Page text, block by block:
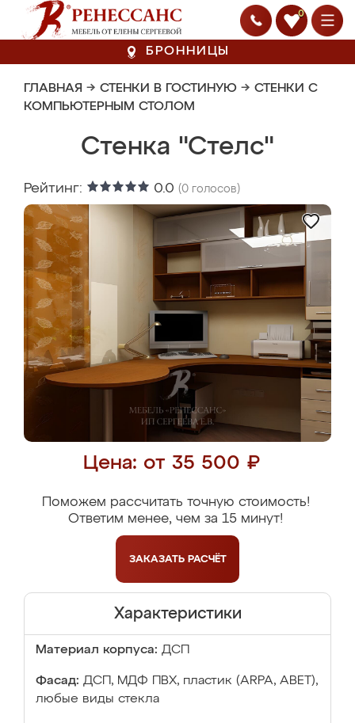
0
БРОННИЦЫ
ГЛАВНАЯ → СТЕНКИ В ГОСТИНУЮ → СТЕНКИ С
КОМПЬЮТЕРНЫМ СТОЛОМ
Стенка "Стелс"
Рейтинг: 0.0 (0 голосов)
Цена: от 35 500 ₽
Поможем рассчитать точную стоимость!
Ответим менее, чем за 15 минут!
ЗАКАЗАТЬ РАСЧЁТ
Характеристики
Материал корпуса: ДСП
Фасад: ДСП, МДФ ПВХ, пластик (ARPA, ABET),
любые виды стекла